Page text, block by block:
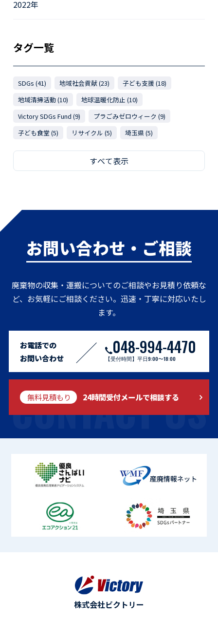
2022年
タグ一覧
SDGs (41) 地域社会貢献 (23)
子ども支援 (18)
地域清掃活動 (10)
地球温暖化防止 (10)
Victory SDGs Fund (9)
プラごみゼロウィーク (9)
子ども食堂 (5)
リサイクル (5) 埼玉県 (5)
すべて表示
お問い合わせ・ご相談
廃棄物の収集・運搬についてのご相談やお見積り依頼な
ど、お気軽にご相談ください。迅速・丁寧に対応いたし
ます。
CONTACT US
お電話での
お問い合わせ
048-994-4470
【受付時間】平日9:00〜18:00
無料見積もり 24時間受付メールで相談する
株式会社ビクトリー